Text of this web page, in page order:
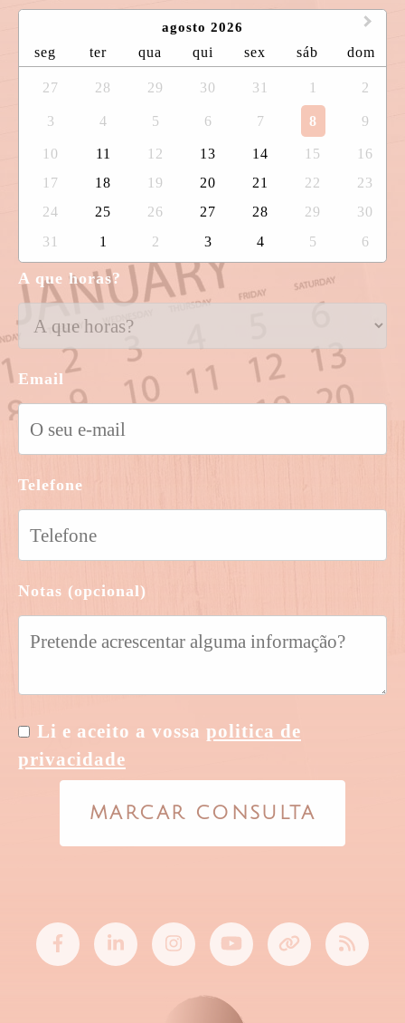
agosto 2026
seg ter qua qui sex sáb dom
27 28 29 30 31 1 2
3 4 5 6 7 8 9
10 11 12 13 14 15
16
17
18 19 20 21 22
23
24
25 26 27 28 29
30
31
1 2 3 4 5 6
A que horas?
Email
Telefone
Notas (opcional)
Li e aceito a vossa politica de
privacidade
MARCAR CONSULTA